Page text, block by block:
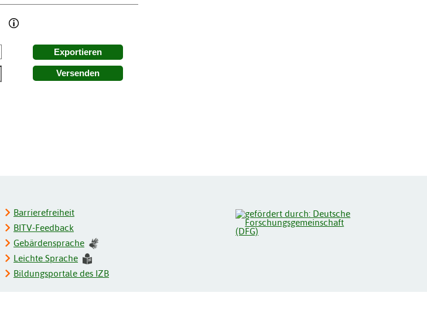
Exportieren
Versenden
Barrierefreiheit
BITV-Feedback
Gebärdensprache
Leichte Sprache
Bildungsportale des IZB